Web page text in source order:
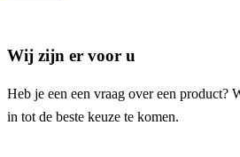
Wij zijn er voor u
Heb je een een vraag over een product?
in tot de beste keuze te komen.